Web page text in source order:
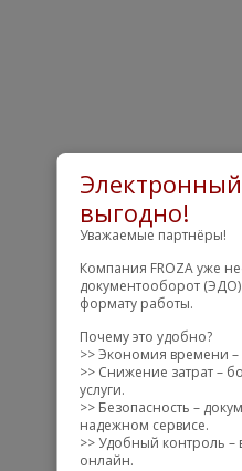
выгодно!
Уважаемые партнёры!
Компания FROZA уже
документооборот
формату работы.
Почему это удобно?
>> Экономия времени –
>> Снижение затрат –
услуги.
>> Безопасность –
надежном сервисе.
>> Удобный контроль –
онлайн.